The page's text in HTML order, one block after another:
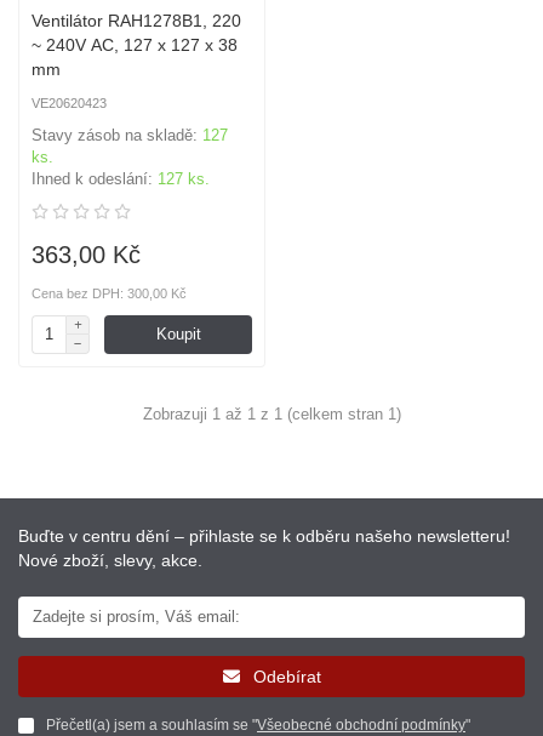
Ventilátor RAH1278B1, 220
~ 240V AC, 127 x 127 x 38
mm
VE20620423
Stavy zásob na skladě: 127
ks.
Ihned k odeslání: 127 ks.
363,00 Kč
Cena bez DPH: 300,00 Kč
Koupit
Zobrazuji 1 až 1 z 1 (celkem stran 1)
Buďte v centru dění – přihlaste se k odběru našeho newsletteru!
Nové zboží, slevy, akce.
Odebírat
Přečetl(a) jsem a souhlasím se "Všeobecné obchodní podmínky"